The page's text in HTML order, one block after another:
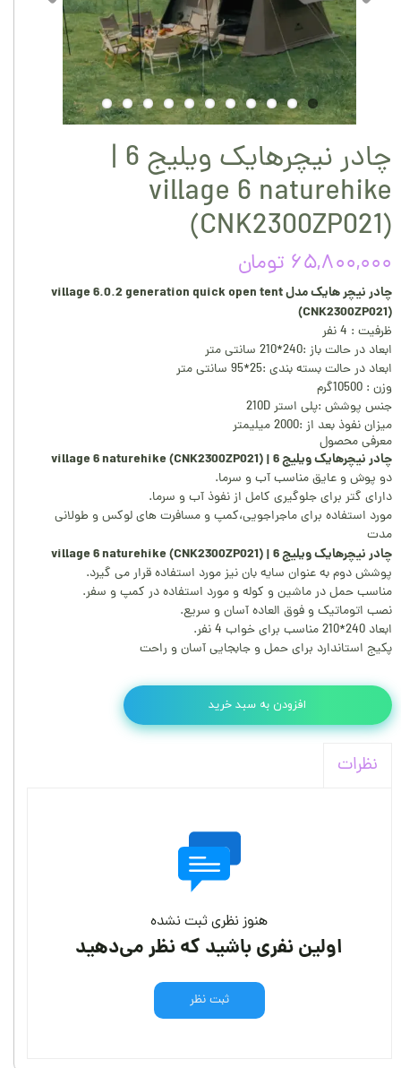
چادر نیچرهایک ویلیج 6 |
village 6 naturehike
(CNK2300ZP021)
۶۵,۸۰۰,۰۰۰ تومان
چادر نیچر هایک مدل village 6.0.2 generation quick open tent
(CNK2300ZP021)
ظرفیت : 4 نفر
ابعاد در حالت باز :240*210 سانتی متر
ابعاد در حالت بسته بندی :25*95 سانتی متر
وزن : 10500گرم
جنس پوشش :پلی استر 210D
میزان نفوذ بعد از :2000 میلیمتر
معرفی محصول
چادر نیچرهایک ویلیج 6 | village 6 naturehike (CNK2300ZP021)
دو پوش و عایق مناسب آب و سرما.
دارای گتر برای جلوگیری کامل از نفوذ آب و سرما.
مورد استفاده برای ماجراجویی،کمپ و مسافرت های لوکس و طولانی
مدت
چادر نیچرهایک ویلیج 6 | village 6 naturehike (CNK2300ZP021)
پوشش دوم به عنوان سایه بان نیز مورد استفاده قرار می گیرد.
مناسب حمل در ماشین و کوله و مورد استفاده در کمپ و سفر.
نصب اتوماتیک و فوق العاده آسان و سریع.
ابعاد 240*210 مناسب برای خواب 4 نفر.
پکیج استاندارد برای حمل و جابجایی آسان و راحت
افزودن به سبد خرید
نظرات
هنوز نظری ثبت نشده
اولین نفری باشید که نظر می‌دهید
ثبت نظر